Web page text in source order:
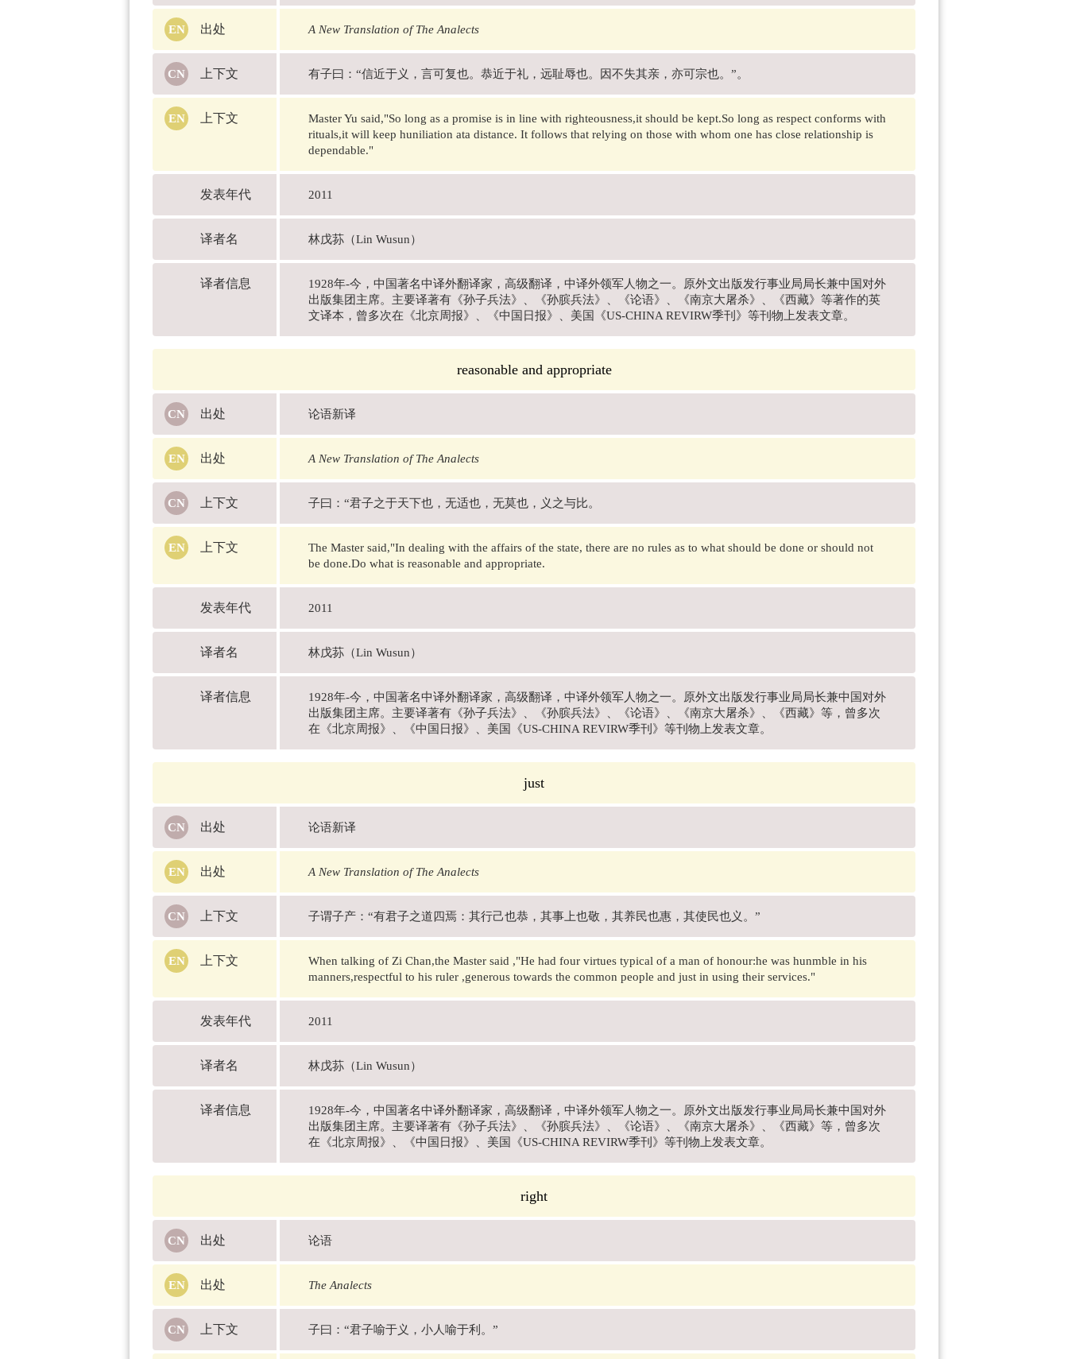
出处 A New Translation of The Analects
上下文 有子曰：“信近于义，言可复也。恭近于礼，远耻辱也。因不失其亲，亦可宗也。”。
上下文
Master Yu said,"So long as a promise is in line with righteousness,it should be kept.So long as respect conforms with
rituals,it will keep huniliation ata distance. It follows that relying on those with whom one has close relationship is
dependable."
发表年代 2011
译者名 林戊荪（Lin Wusun）
译者信息
1928年-今，中国著名中译外翻译家，高级翻译，中译外领军人物之一。原外文出版发行事业局局长兼中国对外
出版集团主席。主要译著有《孙子兵法》、《孙膑兵法》、《论语》、《南京大屠杀》、《西藏》等著作的英
文译本，曾多次在《北京周报》、《中国日报》、美国《US-CHINA REVIRW季刊》等刊物上发表文章。
reasonable and appropriate
出处 论语新译
出处 A New Translation of The Analects
上下文 子曰：“君子之于天下也，无适也，无莫也，义之与比。
上下文
The Master said,"In dealing with the affairs of the state, there are no rules as to what should be done or should not
be done.Do what is reasonable and appropriate.
发表年代 2011
译者名 林戊荪（Lin Wusun）
译者信息
1928年-今，中国著名中译外翻译家，高级翻译，中译外领军人物之一。原外文出版发行事业局局长兼中国对外
出版集团主席。主要译著有《孙子兵法》、《孙膑兵法》、《论语》、《南京大屠杀》、《西藏》等，曾多次
在《北京周报》、《中国日报》、美国《US-CHINA REVIRW季刊》等刊物上发表文章。
just
出处 论语新译
出处 A New Translation of The Analects
上下文 子谓子产：“有君子之道四焉：其行己也恭，其事上也敬，其养民也惠，其使民也义。”
上下文
When talking of Zi Chan,the Master said ,"He had four virtues typical of a man of honour:he was hunmble in his
manners,respectful to his ruler ,generous towards the common people and just in using their services."
发表年代 2011
译者名 林戊荪（Lin Wusun）
译者信息
1928年-今，中国著名中译外翻译家，高级翻译，中译外领军人物之一。原外文出版发行事业局局长兼中国对外
出版集团主席。主要译著有《孙子兵法》、《孙膑兵法》、《论语》、《南京大屠杀》、《西藏》等，曾多次
在《北京周报》、《中国日报》、美国《US-CHINA REVIRW季刊》等刊物上发表文章。
right
出处 论语
出处 The Analects
上下文 子曰：“君子喻于义，小人喻于利。”